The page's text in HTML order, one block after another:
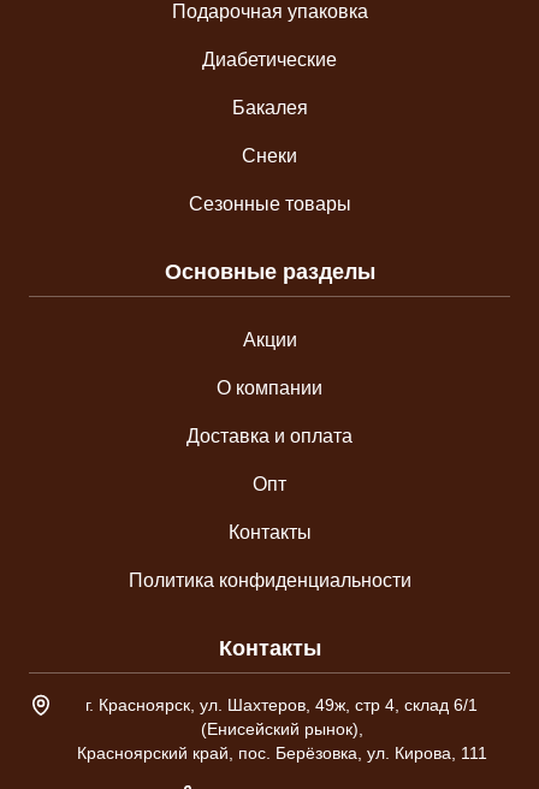
Подарочная упаковка
Диабетические
Бакалея
Снеки
Сезонные товары
Основные разделы
Акции
О компании
Доставка и оплата
Опт
Контакты
Политика конфиденциальности
Контакты
Адрес склада
г. Красноярск, ул. Шахтеров, 49ж, стр 4, склад 6/1
(Енисейский рынок),
Красноярский край, пос. Берёзовка, ул. Кирова, 111